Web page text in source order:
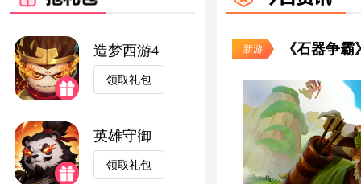
造梦西游4
领取礼包
英雄守御
领取礼包
新游